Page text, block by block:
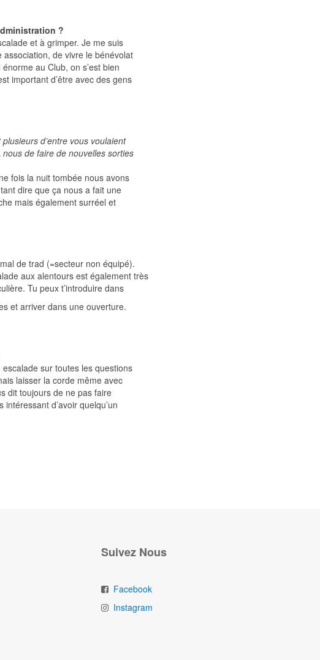
?
et à grimper. Je me suis
association, de vivre le bénévolat
au Club, on s’est bien
important d’être avec des gens
d’entre vous voulaient
de faire de nouvelles sorties
fois la nuit tombée nous avons
dire que ça nous a fait une
mais également surréel et
de trad (=secteur non équipé).
aux alentours est également très
Tu peux t’introduire dans
et arriver dans une ouverture.
escalade sur toutes les questions
laisser la corde même avec
dit toujours de ne pas faire
d’avoir quelqu’un
Suivez Nous
Facebook
Instagram